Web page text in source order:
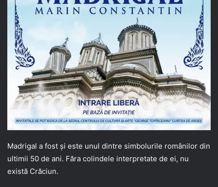
Madrigal a fost şi este unul dintre simbolurile românilor din
ultimii 50 de ani. Făra colindele interpretate de ei, nu
există Crăciun.